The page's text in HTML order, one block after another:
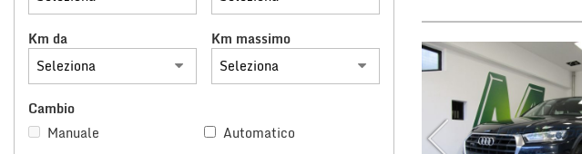
Km da Km massimo
Cambio
Manuale
Automatico
funzionamento
questi
di
tracciamento